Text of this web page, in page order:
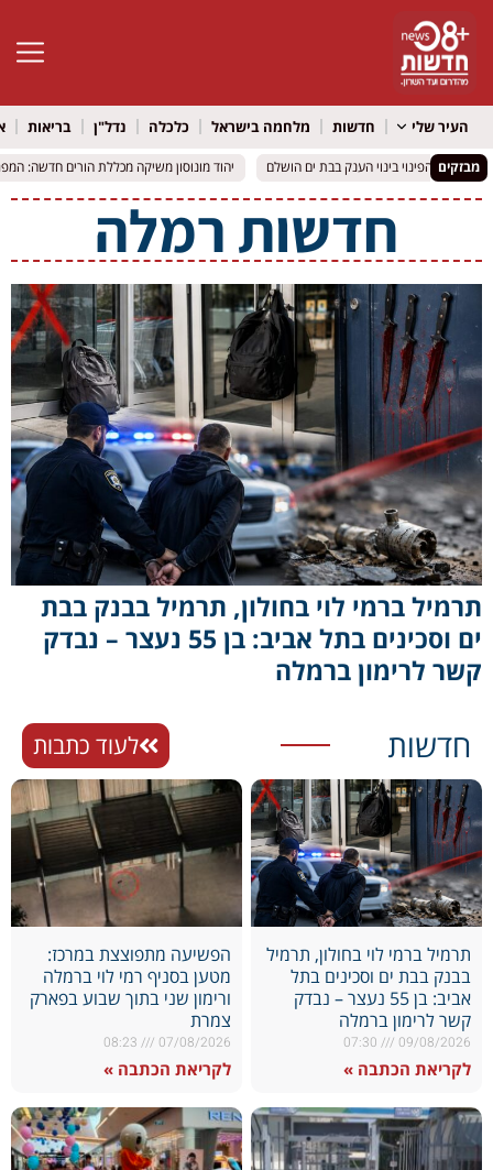
פתח
העיר שלי חדשות מלחמה בישראל כלכלה נדל"ן בריאות
מבזקים יהוד מונוסון משיקה מכללת הורים חדשה: המפגש
יהוד מונוסון משיקה מכללת הורים חדשה: המפגש
חדשות רמלה
תרמיל ברמי לוי בחולון, תרמיל בבנק בבת
ים וסכינים בתל אביב: בן 55 נעצר – נבדק
קשר לרימון ברמלה
חדשות לעוד כתבות
תרמיל ברמי לוי בחולון, תרמיל
בבנק בבת ים וסכינים בתל
אביב: בן 55 נעצר – נבדק
קשר לרימון ברמלה
09/08/2026
לקריאת הכתבה »
הפשיעה מתפוצצת במרכז:
מטען בסניף רמי לוי ברמלה
ורימון שני בתוך שבוע בפארק
צמרת
07/08/2026
לקריאת הכתבה »